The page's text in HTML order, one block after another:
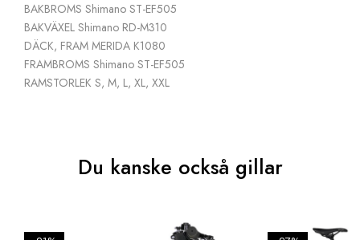
BAKBROMS Shimano ST-EF505
BAKVÄXEL Shimano RD-M310
DÄCK, FRAM MERIDA K1080
FRAMBROMS Shimano ST-EF505
RAMSTORLEK S, M, L, XL, XXL
Du kanske också gillar